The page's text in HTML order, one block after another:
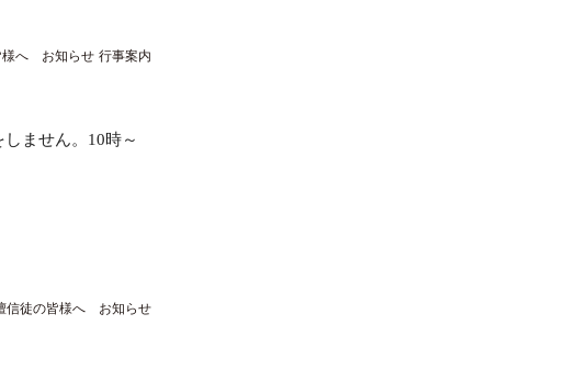
様へ お知らせ 行事案内
ません。10時～
信徒の皆様へ お知らせ